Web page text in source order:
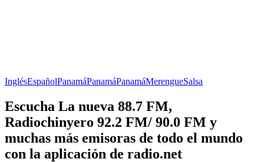
InglésEspañolPanamáPanamáPanamáMerengueSalsa
Escucha La nueva 88.7 FM,
Radiochinyero 92.2 FM/ 90.0 FM y
muchas más emisoras de todo el mundo
con la aplicación de radio.net